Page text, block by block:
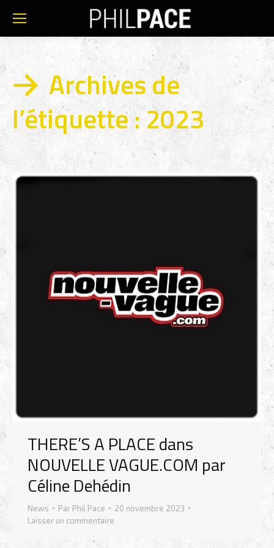
Archives de
l’étiquette :2023
THERE’S A PLACE dans
NOUVELLE VAGUE.COM par
Céline Dehédin
News Par Phil Pace
20 novembre 2023
Laisser un commentaire